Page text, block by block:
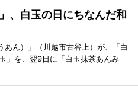
、白玉の日にちなんだ和
あん）」（川越市古谷上）が、「白
」を、翌9日に「白玉抹茶あんみ